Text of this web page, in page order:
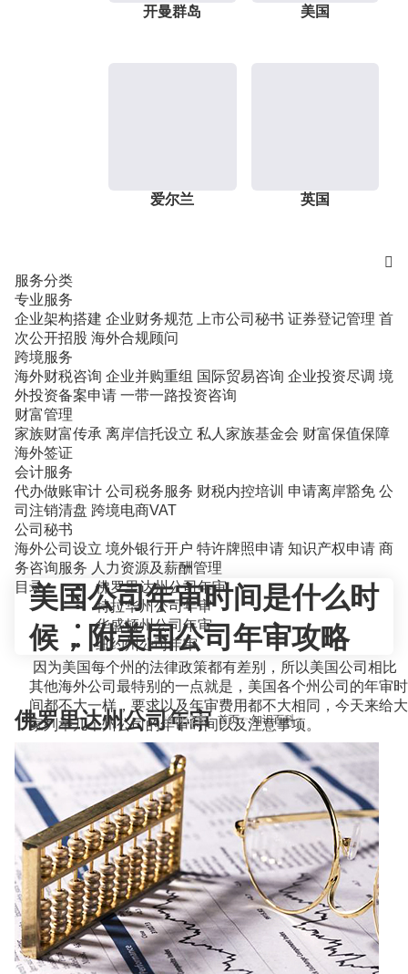
开曼群岛 美国
爱尔兰 英国

服务分类
专业服务
企业架构搭建 企业财务规范 上市公司秘书 证券登记管理 首
次公开招股 海外合规顾问
跨境服务
海外财税咨询 企业并购重组 国际贸易咨询 企业投资尽调 境
外投资备案申请 一带一路投资咨询
财富管理
家族财富传承 离岸信托设立 私人家族基金会 财富保值保障
海外签证
会计服务
代办做账审计 公司税务服务 财税内控培训 申请离岸豁免 公
司注销清盘 跨境电商VAT
公司秘书
海外公司设立 境外银行开户 特许牌照申请 知识产权申请 商
务咨询服务 人力资源及薪酬管理
当前位置：首页>知识百科>
美国公司年审时间是什么时
候，附美国公司年审攻略
因为美国每个州的法律政策都有差别，所以美国公司相比
其他海外公司最特别的一点就是，美国各个州公司的年审时
间都不大一样，要求以及年审费用都不大相同，今天来给大
家列举几个州公司的年审时间以及注意事项。
目录
佛罗里达州公司年审
特拉华州公司年审
华盛顿州公司年审
纽约州公司年审
佛罗里达州公司年审